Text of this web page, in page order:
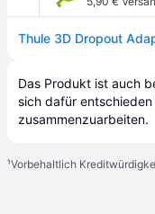
Thule 3D Dropout
Das Produkt ist auch
sich dafür
zusammenzuarbeiten.
¹Vorbehaltlich